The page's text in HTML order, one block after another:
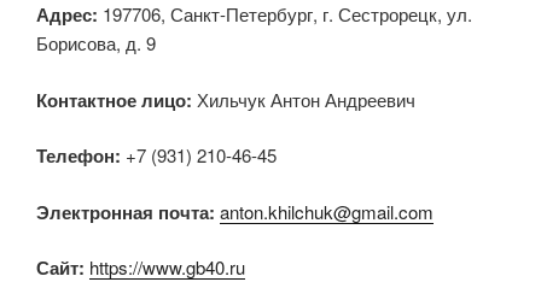
Адрес: 197706, Санкт-Петербург, г. Сестрорецк, ул.
Борисова, д. 9
Контактное лицо: Хильчук Антон Андреевич
Телефон: +7 (931) 210-46-45
Электронная почта: anton.khilchuk@gmail.com
Сайт: https://www.gb40.ru